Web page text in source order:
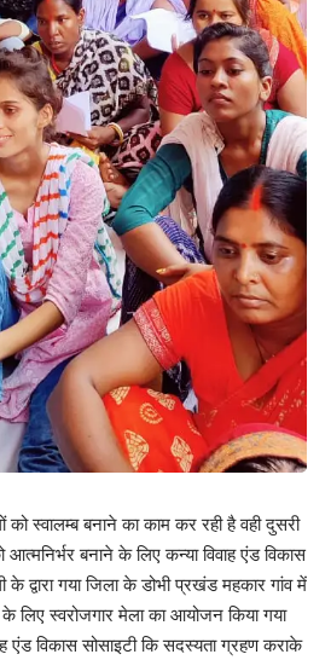
स्वालम्ब बनाने का काम कर रही है वही दुसरी
बनाने के लिए कन्या विवाह एंड विकास
के द्वारा गया जिला के डोभी प्रखंड महकार गांव में
लिए स्वरोजगार मेला का आयोजन किया गया
एंड विकास सोसाइटी कि सदस्यता ग्रहण कराके